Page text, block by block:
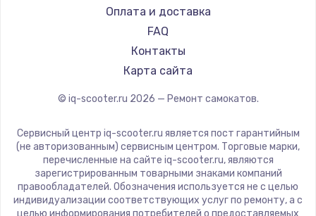
Segway
KIRIN
Оплата и доставка
FAQ
Контакты
Карта сайта
© iq-scooter.ru 2026 — Ремонт самокатов.
Сервисный центр iq-scooter.ru является пост гарантийным
(не авторизованным) сервисным центром. Торговые марки,
перечисленные на сайте iq-scooter.ru, являются
зарегистрированным товарными знаками компаний
правообладателей. Обозначения используется не с целью
индивидуализации соответствующих услуг по ремонту, а с
целью информирования потребителей о предоставляемых